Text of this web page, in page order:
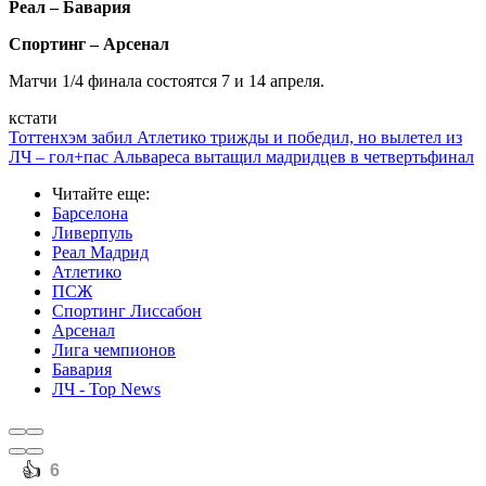
Реал – Бавария
Спортинг – Арсенал
Матчи 1/4 финала состоятся 7 и 14 апреля.
кстати
Тоттенхэм забил Атлетико трижды и победил, но вылетел из
ЛЧ – гол+пас Альвареса вытащил мадридцев в четвертьфинал
Читайте еще:
Барселона
Ливерпуль
Реал Мадрид
Атлетико
ПСЖ
Спортинг Лиссабон
Арсенал
Лига чемпионов
Бавария
ЛЧ - Top News
️👍 6